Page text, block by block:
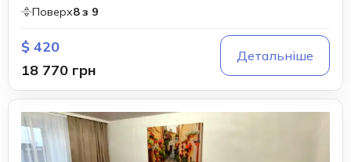
Поверх8 з 9
$ 420
18 770 грн
Детальніше